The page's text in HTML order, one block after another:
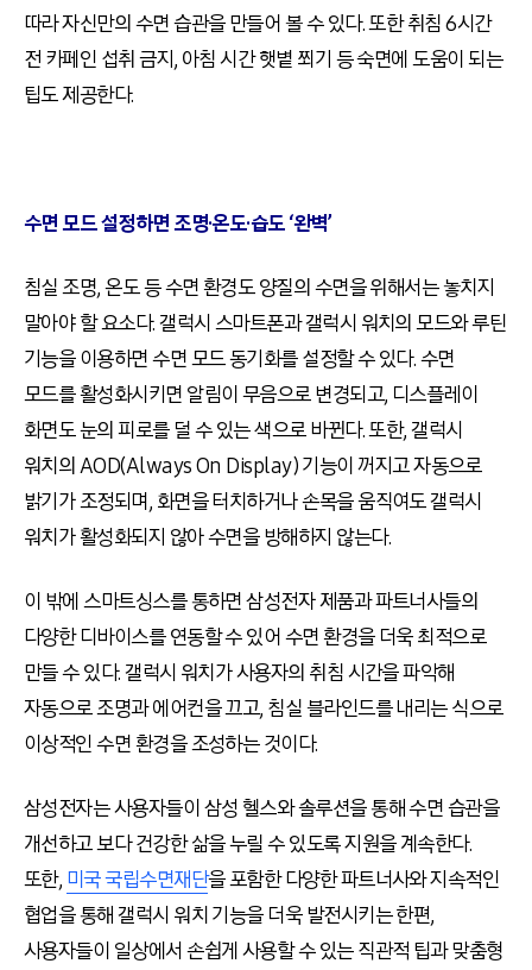
따라 자신만의 수면 습관을 만들어 볼 수 있다.또한 취침6시간
전 카페인 섭취 금지 , 아침 시간 햇볕 쬐기 등 숙면에 도움이 되는
팁도 제공한다.
수면 모드 설정하면 조명·온도·습도‘완벽’
침실 조명,온도 등 수면 환경도 양질의 수면을 위해서는 놓치지
말아야 할 요소다.갤럭시 스마트폰과 갤럭시 워치의 모드와 루틴
기능을 이용하면 수면 모드 동기화를 설정할 수 있다.수면
모드를 활성화시키면 알림이 무음으로 변경되고, 디스플레이
화면도 눈의 피로를 덜 수 있는 색으로 바뀐다.또한,갤럭시
워치의 AOD(Always On Display)기능이 꺼지고 자동으로
밝기가 조정되며, 화면을 터치하거나 손목을 움직여도 갤럭시
워치가 활성화되지 않아 수면을 방해하지 않는다.
이 밖에 스마트싱스를 통하면 삼성전자 제품과 파트너사들의
다양한 디바이스를 연동할 수 있어 수면 환경을 더욱 최적으로
만들 수 있다.갤럭시 워치가 사용자의 취침 시간을 파악해
자동으로 조명과 에어컨을 끄고, 침실 블라인드를 내리는 식으로
이상적인 수면 환경을 조성하는 것이다.
삼성전자는 사용자들이 삼성 헬스와 솔루션을 통해 수면 습관을
개선하고 보다 건강한 삶을 누릴 수 있도록 지원을 계속한다.
또한, 미국 국립수면재단을 포함한 다양한 파트너사와 지속적인
협업을 통해 갤럭시 워치 기능을 더욱 발전시키는 한편,
사용자들이 일상에서 손쉽게 사용할 수 있는 직관적 팁과 맞춤형